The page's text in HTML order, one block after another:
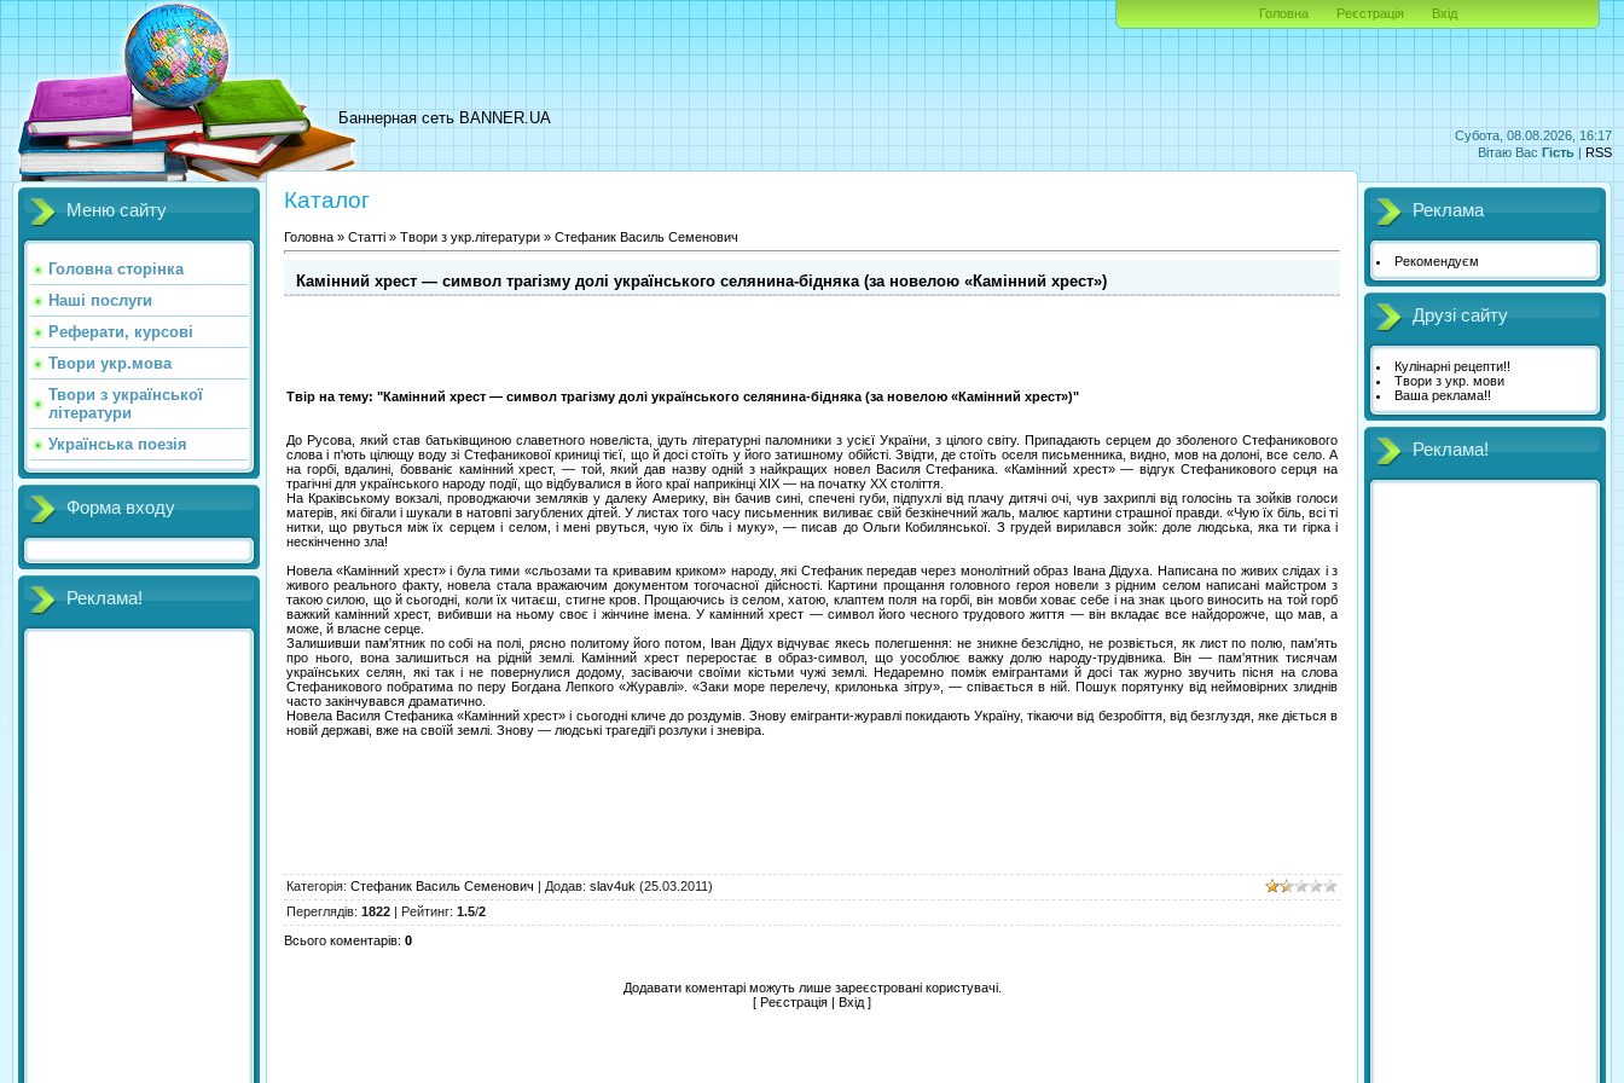
Субота, 08.08.2026, 16:17
Вітаю Вас Гість | RSS
Баннерная сеть BANNER.UA
Головна Реєстрація Вхід
Меню сайту
Головна сторінка
Наші послуги
Реферати, курсові
Твори укр.мова
Твори з української
літератури
Українська поезія
Форма входу
Реклама!
Каталог
Головна » Статті » Твори з укр.літератури » Стефаник Василь Семенович
Камінний хрест — символ трагізму долі українського селянина-бідняка (за новелою «Камінний хрест»)
Твір на тему: "Камінний хрест — символ трагізму долі українського селянина-бідняка (за новелою «Камінний хрест»)"
До Русова, який став батьківщиною славетного новеліста, ідуть літературні паломники з усієї України, з цілого світу. Припадають серцем до зболеного Стефаникового
слова і п'ють цілющу воду зі Стефаникової криниці тієї, що й досі стоїть у його затишному обійсті. Звідти, де стоїть оселя письменника, видно, мов на долоні, все село. А
на горбі, вдалині, бовваніє камінний хрест, — той, який дав назву одній з найкращих новел Василя Стефаника. «Камінний хрест» — відгук Стефаникового серця на
трагічні для українського народу події, що відбувалися в його краї наприкінці XIX — на початку XX століття.
На Краківському вокзалі, проводжаючи земляків у далеку Америку, він бачив сині, спечені губи, підпухлі від плачу дитячі очі, чув захриплі від голосінь та зойків голоси
матерів, які бігали і шукали в натовпі загублених дітей. У листах того часу письменник виливає свій безкінечний жаль, малює картини страшної правди. «Чую їх біль, всі ті
нитки, що рвуться між їх серцем і селом, і мені рвуться, чую їх біль і муку», — писав до Ольги Кобилянської. З грудей вирилався зойк: доле людська, яка ти гірка і
нескінченно зла!
Новела «Камінний хрест» і була тими «сльозами та кривавим криком» народу, які Стефаник передав через монолітний образ Івана Дідуха. Написана по живих слідах і з
живого реального факту, новела стала вражаючим документом тогочасної дійсності. Картини прощання головного героя новели з рідним селом написані майстром з
такою силою, що й сьогодні, коли їх читаєш, стигне кров. Прощаючись із селом, хатою, клаптем поля на горбі, він мовби ховає себе і на знак цього виносить на той горб
важкий камінний хрест, вибивши на ньому своє і жінчине імена. У камінний хрест — символ його чесного трудового життя — він вкладає все найдорожче, що мав, а
може, й власне серце.
Залишивши пам'ятник по собі на полі, рясно политому його потом, Іван Дідух відчуває якесь полегшення: не зникне безслідно, не розвіється, як лист по полю, пам'ять
про нього, вона залишиться на рідній землі. Камінний хрест переростає в образ-символ, що уособлює важку долю народу-трудівника. Він — пам'ятник тисячам
українських селян, які так і не повернулися додому, засіваючи своїми кістьми чужі землі. Недаремно поміж емігрантами й досі так журно звучить пісня на слова
Стефаникового побратима по перу Богдана Лепкого «Журавлі». «Заки море перелечу, крилонька зітру», — співається в ній. Пошук порятунку від неймовірних злиднів
часто закінчувався драматично.
Новела Василя Стефаника «Камінний хрест» і сьогодні кличе до роздумів. Знову емігранти-журавлі покидають Україну, тікаючи від безробіття, від безглуздя, яке діється в
новій державі, вже на своїй землі. Знову — людські трагедіі'і розлуки і зневіра.
Категорія: Стефаник Василь Семенович | Додав: slav4uk (25.03.2011)
Переглядів: 1822 | Рейтинг: 1.5/2
Всього коментарів: 0
Додавати коментарі можуть лише зареєстровані користувачі.
[ Реєстрація | Вхід ]
Реклама
Рекомендуєм
Друзі сайту
Кулінарні рецепти!!
Твори з укр. мови
Ваша реклама!!
Реклама!